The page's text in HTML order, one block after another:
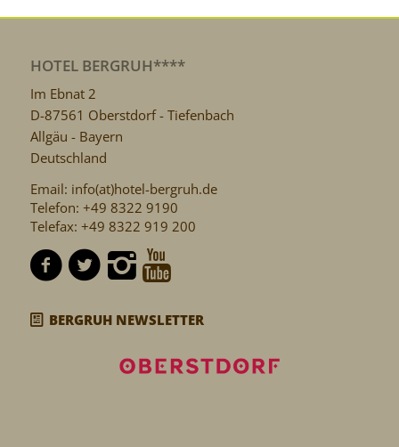
HOTEL BERGRUH****
Im Ebnat 2
D-87561 Oberstdorf - Tiefenbach
Allgäu - Bayern
Deutschland
Email: info(at)hotel-bergruh.de
Telefon: +49 8322 9190
Telefax: +49 8322 919 200
BERGRUH NEWSLETTER